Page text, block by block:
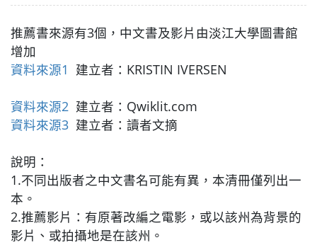
推薦書來源有3個，中文書及影片由淡江大學圖書館
增加
資料來源1 建立者：KRISTIN IVERSEN
資料來源2 建立者：Qwiklit.com
資料來源3 建立者：讀者文摘
說明：
1.不同出版者之中文書名可能有異，本清冊僅列出一
本。
2.推薦影片：有原著改編之電影，或以該州為背景的
影片、或拍攝地是在該州。